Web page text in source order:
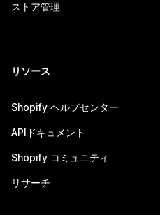
ストア管理
リソース
Shopify ヘルプセンター
APIドキュメント
Shopify コミュニティ
リサーチ